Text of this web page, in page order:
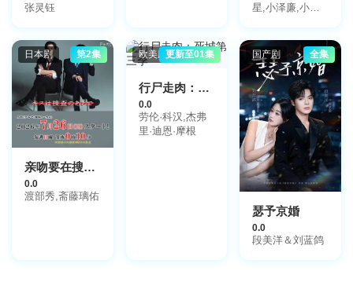
张灵钰
星,小泽廉,小园
太
日本剧 第2集
亲吻要在搜查后
0.0
渡部秀,斋藤璃佑
欧美剧更新至01集
行尸走肉：死城第三季
0.0
劳伦·科汉,杰弗
里·迪恩·摩根
国产剧 全集
瑟予京婚
0.0
段美洋＆刘蓝鸽